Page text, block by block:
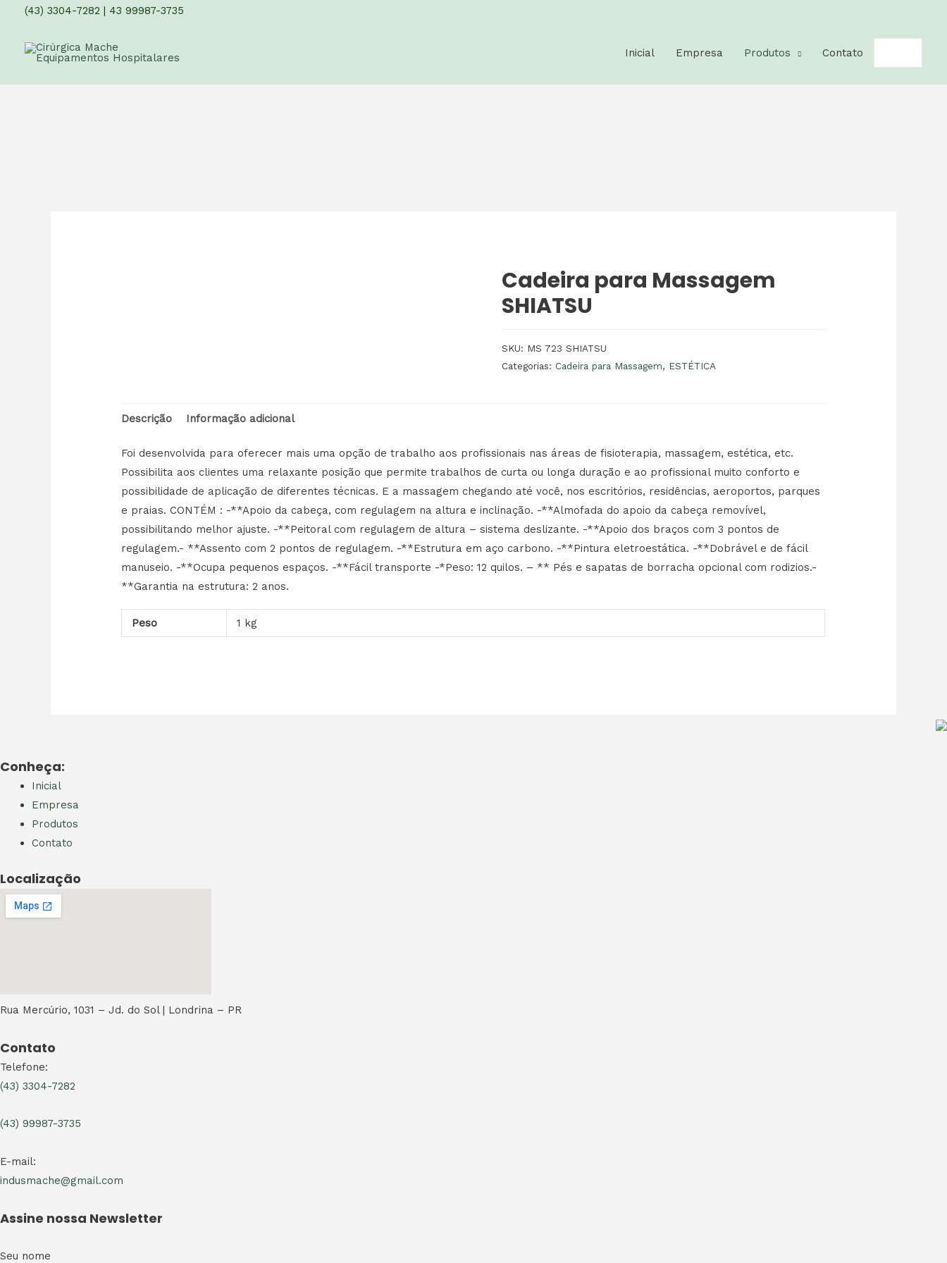
(43) 3304-7282 | 43 99987-3735
Inicial Empresa Produtos Contato
Cadeira para Massagem
SHIATSU
SKU: MS 723 SHIATSU
Categorias: Cadeira para Massagem, ESTÉTICA
Descrição Informação adicional
Foi desenvolvida para oferecer mais uma opção de trabalho aos profissionais nas áreas de fisioterapia, massagem, estética, etc.
Possibilita aos clientes uma relaxante posição que permite trabalhos de curta ou longa duração e ao profissional muito conforto e
possibilidade de aplicação de diferentes técnicas. E a massagem chegando até você, nos escritórios, residências, aeroportos, parques
e praias. CONTÉM : -**Apoio da cabeça, com regulagem na altura e inclinação. -**Almofada do apoio da cabeça removível,
possibilitando melhor ajuste. -**Peitoral com regulagem de altura – sistema deslizante. -**Apoio dos braços com 3 pontos de
regulagem.- **Assento com 2 pontos de regulagem. -**Estrutura em aço carbono. -**Pintura eletroestática. -**Dobrável e de fácil
manuseio. -**Ocupa pequenos espaços. -**Fácil transporte -*Peso: 12 quilos. – ** Pés e sapatas de borracha opcional com rodizios.-
**Garantia na estrutura: 2 anos.
Peso 1 kg
Conheça:
Inicial
Empresa
Produtos
Contato
Localização
Rua Mercúrio, 1031 – Jd. do Sol | Londrina – PR
Contato
Telefone:
(43) 3304-7282
(43) 99987-3735
E-mail:
indusmache@gmail.com
Assine nossa Newsletter
Seu nome